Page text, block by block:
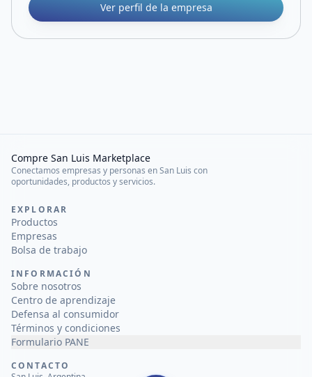
Ver perfil de la empresa
Compre San Luis Marketplace
Conectamos empresas y personas en San Luis con
oportunidades, productos y servicios.
EXPLORAR
Productos
Empresas
Bolsa de trabajo
INFORMACIÓN
Sobre nosotros
Centro de aprendizaje
Defensa al consumidor
Términos y condiciones
Formulario PANE
CONTACTO